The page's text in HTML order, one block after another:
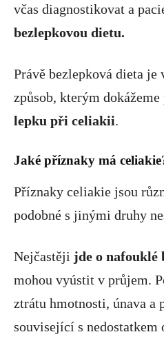
včas diagnostikovat a
bezlepkovou dietu.
Právě bezlepková dieta je
způsob, kterým
lepku při celiakii.
Jaké příznaky má
Příznaky celiakie jsou
podobné s jinými druhy
Nejčastěji jde o nafouklé
mohou vyústit v průjem.
ztrátu hmotnosti, únava a
související s nedostatkem